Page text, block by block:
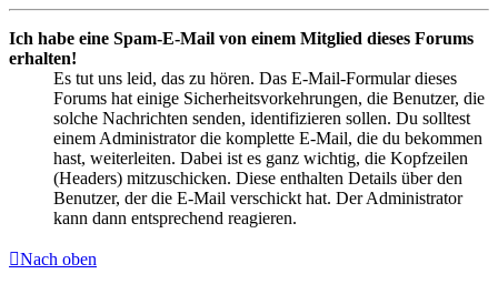
Ich habe eine Spam-E-Mail von einem Mitglied dieses Forums
erhalten!
Es tut uns leid, das zu hören. Das E-Mail-Formular dieses
Forums hat einige Sicherheitsvorkehrungen, die Benutzer, die
solche Nachrichten senden, identifizieren sollen. Du solltest
einem Administrator die komplette E-Mail, die du bekommen
hast, weiterleiten. Dabei ist es ganz wichtig, die Kopfzeilen
(Headers) mitzuschicken. Diese enthalten Details über den
Benutzer, der die E-Mail verschickt hat. Der Administrator
kann dann entsprechend reagieren.
Nach oben